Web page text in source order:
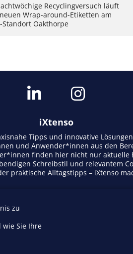
Recyclingversuch läuft
Wrap-around-Etiketten am
Standort Oakthorpe
iXtenso
Tipps und innovative
und Anwender*innen aus den
finden hier nicht nur
Schreibstil und relevantem
praktische Alltagstipps – iXtenso
zu
wie Sie Ihre